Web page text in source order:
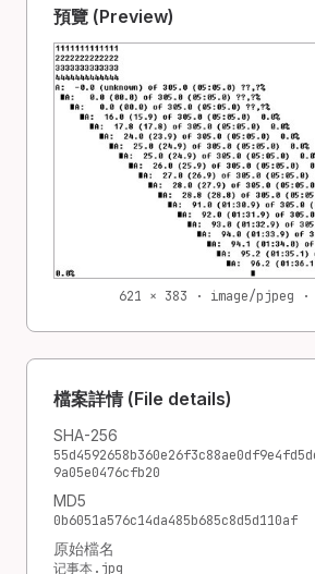
預覽 (Preview)
621 × 383 · image/pjpeg ·
檔案詳情 (File details)
SHA-256
9a05e0476cfb20
MD5
0b6051a576c14da485b685c8d5d110af
原始檔名
记事本.jpg